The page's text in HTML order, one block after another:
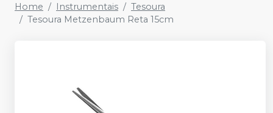
Home Instrumentais
Tesoura
Tesoura Metzenbaum Reta 15cm